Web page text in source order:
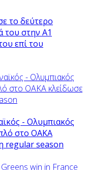
το δεύτερο
του στην Α1
επί του
- Ολυμπιακός
στο ΟΑΚΑ
regular season